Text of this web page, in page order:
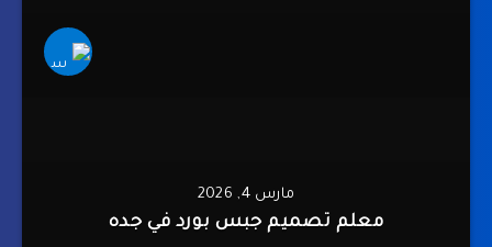
مارس 4, 2026
معلم تصميم جبس بورد في جده